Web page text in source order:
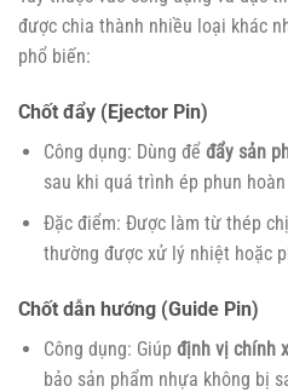
được chia thành nhiều loại khác
phổ biến:
Chốt đẩy (Ejector Pin)
Công dụng: Dùng để đẩy sản
sau khi quá trình ép phun
Đặc điểm: Được làm từ thép
thường được xử lý nhiệt hoặc
Chốt dẫn hướng (Guide Pin)
Công dụng: Giúp định vị chính
bảo sản phẩm nhựa không bị